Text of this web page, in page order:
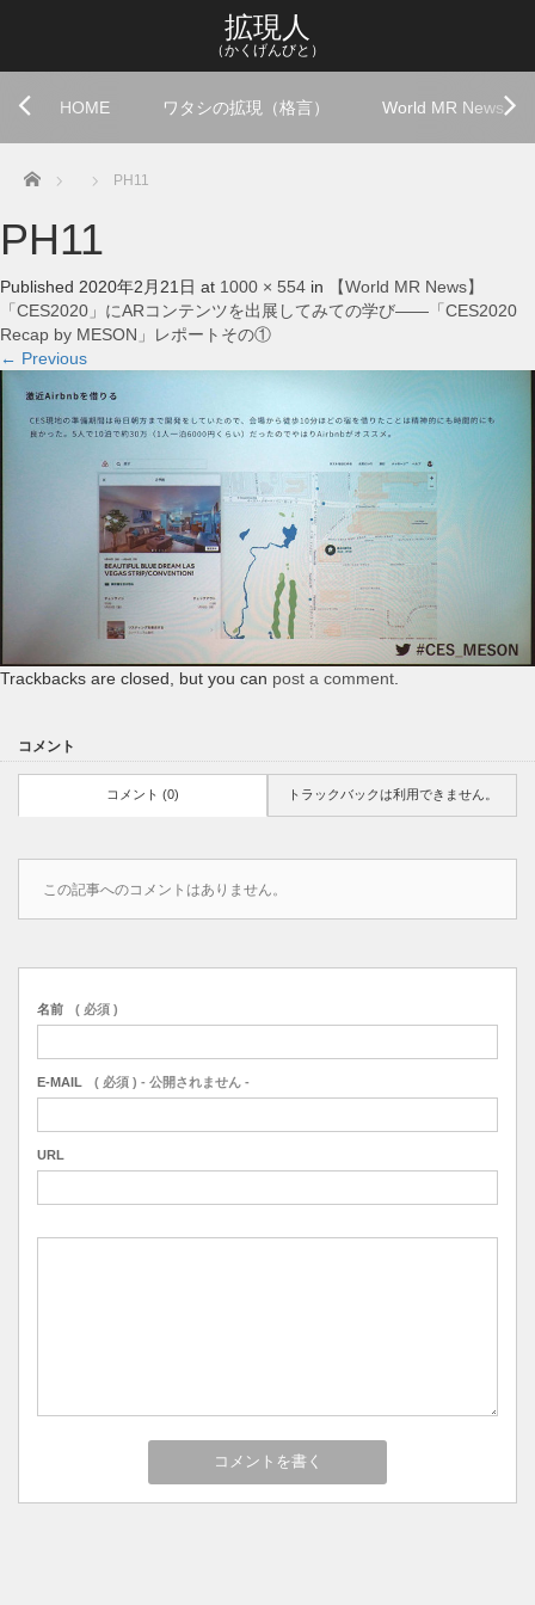
拡現人
（かくげんびと）
HOME ワタシの拡現（格言） World MR News
Home PH11
PH11
Published 2020年2月21日 at 1000 × 554 in
【World MR News】
「CES2020」にARコンテンツを出展してみての学び――「CES2020
Recap by MESON」レポートその①
← Previous
Trackbacks are closed, but you can post a comment
コメント
コメント (0) トラックバックは利用できません。
この記事へのコメントはありません。
名前 ( 必須 )
E-MAIL ( 必須 ) - 公開されません -
URL